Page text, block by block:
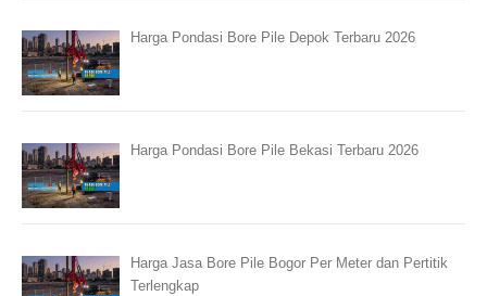
Harga Pondasi Bore Pile Depok Terbaru 2026
Harga Pondasi Bore Pile Bekasi Terbaru 2026
Harga Jasa Bore Pile Bogor Per Meter dan Pertitik
Terlengkap